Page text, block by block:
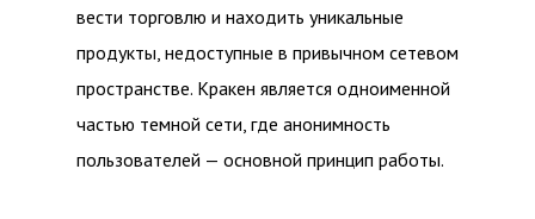
вести торговлю и находить уникальные
продукты, недоступные в привычном сетевом
пространстве. Кракен является одноименной
частью темной сети, где анонимность
пользователей — основной принцип работы.